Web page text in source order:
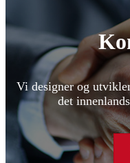
Vi designer og
det